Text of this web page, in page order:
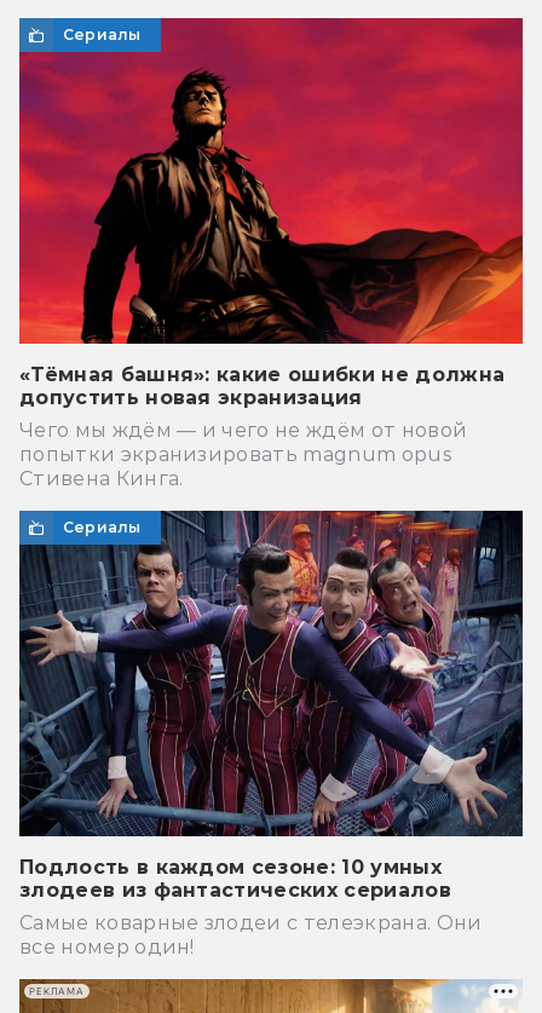
Сериалы
«Тёмная башня»: какие ошибки не должна
допустить новая экранизация
Чего мы ждём — и чего не ждём от новой
попытки экранизировать magnum opus
Стивена Кинга.
Сериалы
Подлость в каждом сезоне: 10 умных
злодеев из фантастических сериалов
Самые коварные злодеи с телеэкрана. Они
все номер один!
РЕКЛАМА